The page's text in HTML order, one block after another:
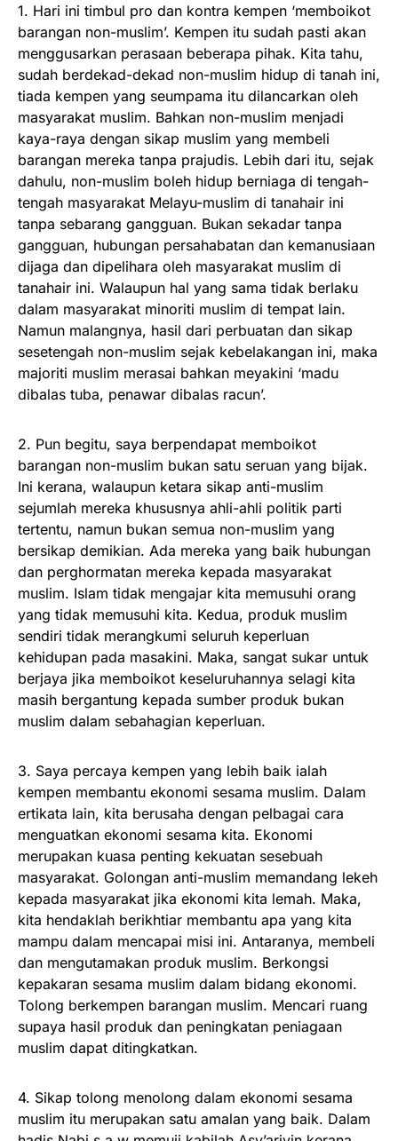
1. Hari ini timbul pro dan kontra kempen ‘memboikot
barangan non-muslim’. Kempen itu sudah pasti akan
menggusarkan perasaan beberapa pihak. Kita tahu,
sudah berdekad-dekad non-muslim hidup di tanah ini,
tiada kempen yang seumpama itu dilancarkan oleh
masyarakat muslim. Bahkan non-muslim menjadi
kaya-raya dengan sikap muslim yang membeli
barangan mereka tanpa prajudis. Lebih dari itu, sejak
dahulu, non-muslim boleh hidup berniaga di tengah-
tengah masyarakat Melayu-muslim di tanahair ini
tanpa sebarang gangguan. Bukan sekadar tanpa
gangguan, hubungan persahabatan dan kemanusiaan
dijaga dan dipelihara oleh masyarakat muslim di
tanahair ini. Walaupun hal yang sama tidak berlaku
dalam masyarakat minoriti muslim di tempat lain.
Namun malangnya, hasil dari perbuatan dan sikap
sesetengah non-muslim sejak kebelakangan ini, maka
majoriti muslim merasai bahkan meyakini ‘madu
dibalas tuba, penawar dibalas racun’.
2. Pun begitu, saya berpendapat memboikot
barangan non-muslim bukan satu seruan yang bijak.
Ini kerana, walaupun ketara sikap anti-muslim
sejumlah mereka khususnya ahli-ahli politik parti
tertentu, namun bukan semua non-muslim yang
bersikap demikian. Ada mereka yang baik hubungan
dan perghormatan mereka kepada masyarakat
muslim. Islam tidak mengajar kita memusuhi orang
yang tidak memusuhi kita. Kedua, produk muslim
sendiri tidak merangkumi seluruh keperluan
kehidupan pada masakini. Maka, sangat sukar untuk
berjaya jika memboikot keseluruhannya selagi kita
masih bergantung kepada sumber produk bukan
muslim dalam sebahagian keperluan.
3. Saya percaya kempen yang lebih baik ialah
kempen membantu ekonomi sesama muslim. Dalam
ertikata lain, kita berusaha dengan pelbagai cara
menguatkan ekonomi sesama kita. Ekonomi
merupakan kuasa penting kekuatan sesebuah
masyarakat. Golongan anti-muslim memandang lekeh
kepada masyarakat jika ekonomi kita lemah. Maka,
kita hendaklah berikhtiar membantu apa yang kita
mampu dalam mencapai misi ini. Antaranya, membeli
dan mengutamakan produk muslim. Berkongsi
kepakaran sesama muslim dalam bidang ekonomi.
Tolong berkempen barangan muslim. Mencari ruang
supaya hasil produk dan peningkatan peniagaan
muslim dapat ditingkatkan.
4. Sikap tolong menolong dalam ekonomi sesama
muslim itu merupakan satu amalan yang baik. Dalam